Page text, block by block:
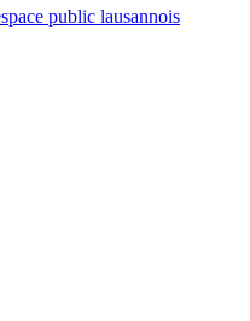
public lausannois